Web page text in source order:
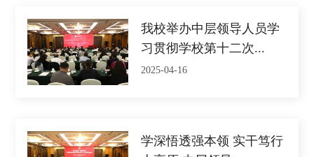
我校举办中层领导人员学
习贯彻学校第十二次...
2025-04-16
学深悟透强本领 实干笃行